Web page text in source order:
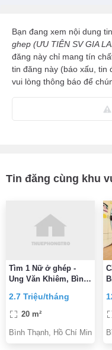
Bạn đang xem nội dung
ghep (ƯU TIÊN SV GIA
đăng này chỉ mang tín
tin đăng này (báo xấu, tin
vui lòng thông báo để
Tin đăng cùng khu
Tìm 1 Nữ ở ghép -
Ung Văn Khiêm, Bình
2người
2.7 Triệu/tháng
20 m²
Bình Thạnh, Hồ Chí Minh